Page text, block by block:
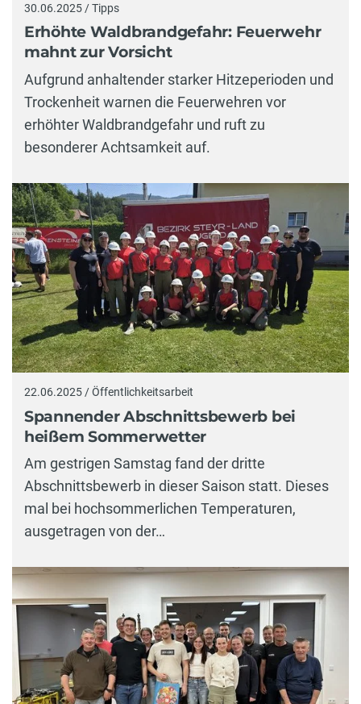
30.06.2025 / Tipps
Erhöhte Waldbrandgefahr: Feuerwehr
mahnt zur Vorsicht
Aufgrund anhaltender starker Hitzeperioden und
Trockenheit warnen die Feuerwehren vor
erhöhter Waldbrandgefahr und ruft zu
besonderer Achtsamkeit auf.
22.06.2025 / Öffentlichkeitsarbeit
Spannender Abschnittsbewerb bei
heißem Sommerwetter
Am gestrigen Samstag fand der dritte
Abschnittsbewerb in dieser Saison statt. Dieses
mal bei hochsommerlichen Temperaturen,
ausgetragen von der…